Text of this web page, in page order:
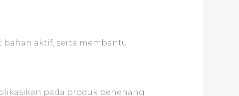
aktif, serta membantu
pada produk penenang